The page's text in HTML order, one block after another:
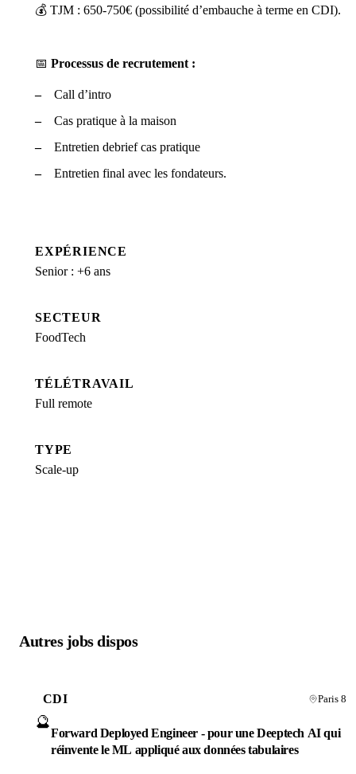
💰 TJM : 650-750€ (possibilité d’embauche à terme en CDI).
📅 Processus de recrutement :
Call d’intro
Cas pratique à la maison
Entretien debrief cas pratique
Entretien final avec les fondateurs.
EXPÉRIENCE
Senior : +6 ans
SECTEUR
FoodTech
TÉLÉTRAVAIL
Full remote
TYPE
Scale-up
Autres jobs dispos
CDI Paris 8
🔮
Forward Deployed Engineer - pour une Deeptech AI qui
réinvente le ML appliqué aux données tabulaires